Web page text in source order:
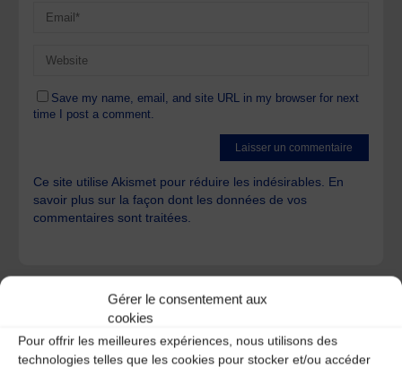
Gérer le consentement aux
cookies
Pour offrir les meilleures expériences, nous utilisons des
technologies telles que les cookies pour stocker et/ou accéder
Save my name, email, and site URL in my browser for next
time I post a comment.
Ce site utilise Akismet pour réduire les indésirables. En
savoir plus sur la façon dont les données de vos
commentaires sont traitées
A DECOUVRIR :